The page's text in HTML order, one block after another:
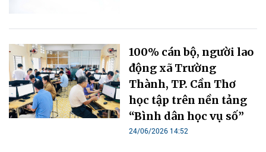
100% cán bộ, người lao
động xã Trường
Thành, TP. Cần Thơ
học tập trên nền tảng
“Bình dân học vụ số”
24/06/2026 14:52